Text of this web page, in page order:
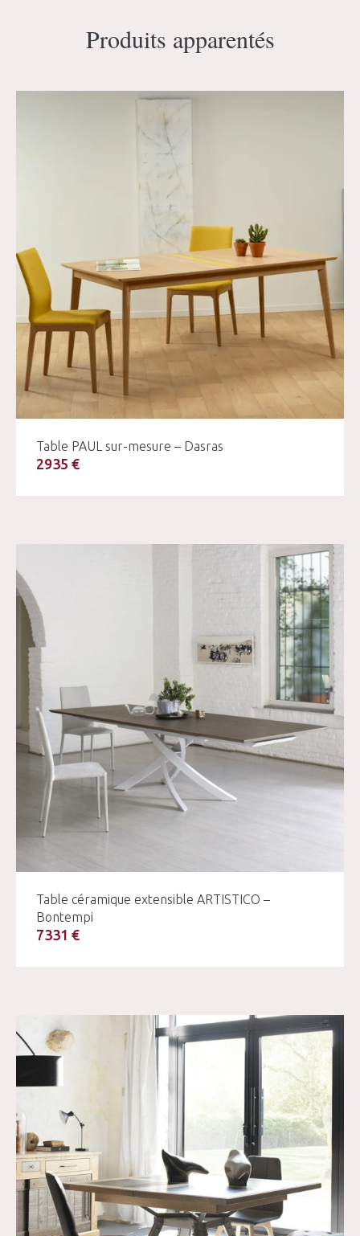
Produits apparentés
Table PAUL sur-mesure – Dasras
2935 €
Table céramique extensible ARTISTICO –
Bontempi
7331 €